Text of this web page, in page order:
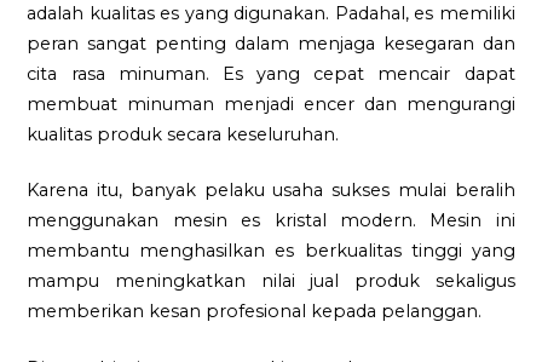
adalah kualitas es yang digunakan. Padahal, es memiliki
peran sangat penting dalam menjaga kesegaran dan
cita rasa minuman. Es yang cepat mencair dapat
membuat minuman menjadi encer dan mengurangi
kualitas produk secara keseluruhan.
Karena itu, banyak pelaku usaha sukses mulai beralih
menggunakan mesin es kristal modern. Mesin ini
membantu menghasilkan es berkualitas tinggi yang
mampu meningkatkan nilai jual produk sekaligus
memberikan kesan profesional kepada pelanggan.